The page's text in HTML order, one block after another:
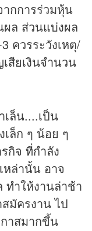
กการร่วมหุ้น
ล ส่วนแบ่งผล
ควรระวังเหตุ/
สียเงินจำนวน
ล็น....เป็น
เล็ก ๆ น้อย ๆ
กิจ ที่กำลัง
หล่านั้น อาจ
ทำให้งานล่าช้า
มัครงาน ไป
าสมากขึ้น